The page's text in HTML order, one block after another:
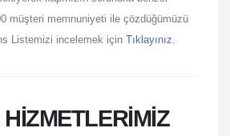
müşteri memnuniyeti ile çözdüğümüzü
Listemizi incelemek için Tıklayınız.
HIZMETLERIMIZ